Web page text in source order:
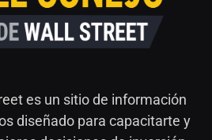
es un sitio de información
diseñado para capacitarte y